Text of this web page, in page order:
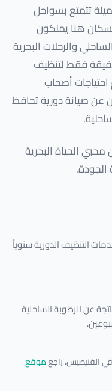
تتمتع بسواحل
هنا يملكون
والرحلات البحرية
فريقنا يصل إليك في 25 دقيقة فقط لتنظيف
أصحاب
عن صيانة دورية تحافظ
الحياة البحرية
الجودة.
عن الرطوبة الساحلية
الفنيطيس، راجعموقع